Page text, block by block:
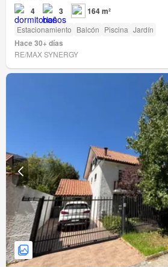
4 3 164 m²
Estacionamiento Balcón Piscina Jardín
Hace 30+ días
RE/MAX SYNERGY